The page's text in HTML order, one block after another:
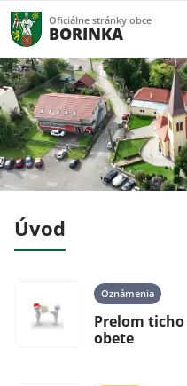
Oficiálne stránky obce
BORINKA
Úvod
Oznámenia
Prelom
obete